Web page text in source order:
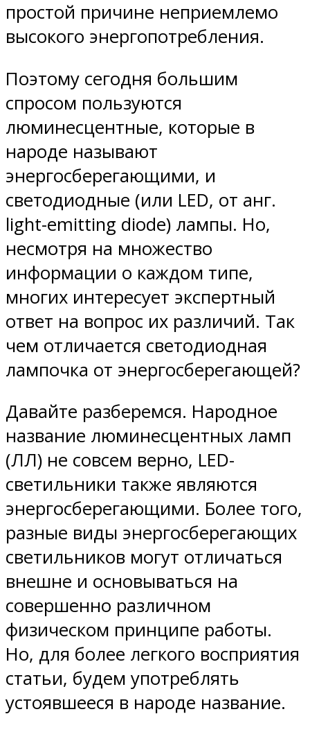
простой причине неприемлемо
высокого энергопотребления.
Поэтому сегодня большим
спросом пользуются
люминесцентные, которые в
народе называют
энергосберегающими, и
светодиодные (или LED, от анг.
light-emitting diode) лампы. Но,
несмотря на множество
информации о каждом типе,
многих интересует экспертный
ответ на вопрос их различий. Так
чем отличается светодиодная
лампочка от энергосберегающей?
Давайте разберемся. Народное
название люминесцентных ламп
(ЛЛ) не совсем верно, LED-
светильники также являются
энергосберегающими. Более того,
разные виды энергосберегающих
светильников могут отличаться
внешне и основываться на
совершенно различном
физическом принципе работы.
Но, для более легкого восприятия
статьи, будем употреблять
устоявшееся в народе название.